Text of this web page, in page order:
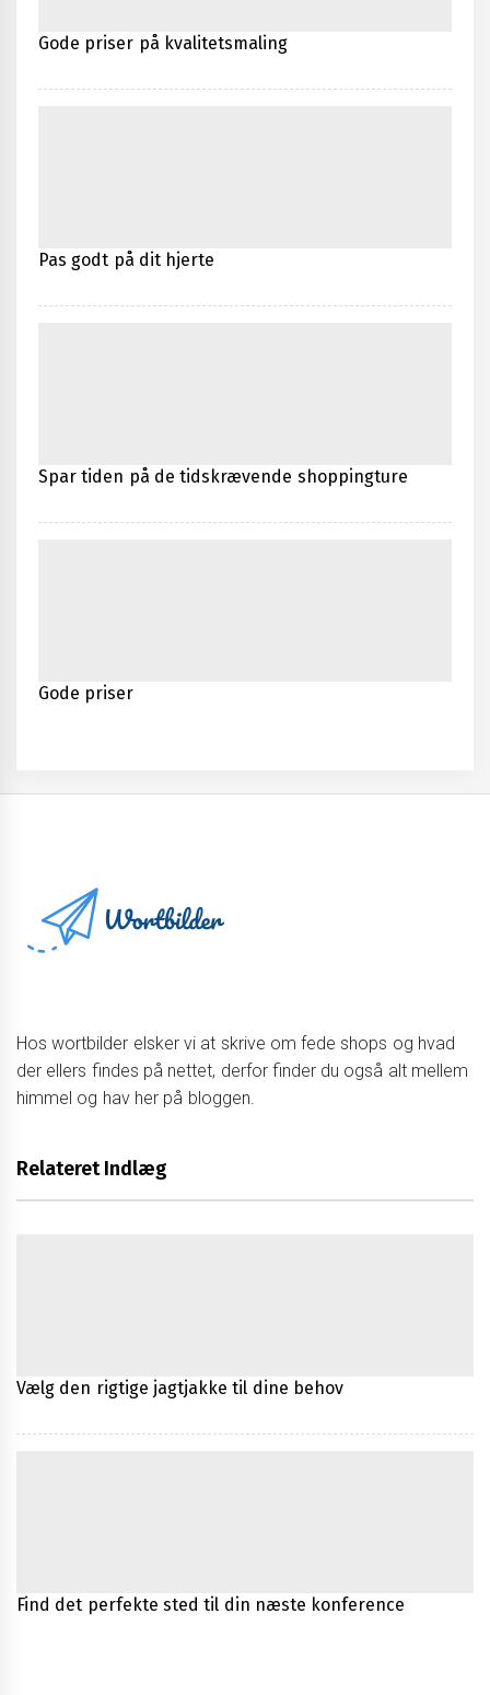
Gode priser på kvalitetsmaling
Pas godt på dit hjerte
Spar tiden på de tidskrævende shoppingture
Gode priser
Hos wortbilder elsker vi at skrive om fede shops og hvad
der ellers findes på nettet, derfor finder du også alt mellem
himmel og hav her på bloggen.
Relateret Indlæg
Vælg den rigtige jagtjakke til dine behov
Find det perfekte sted til din næste konference